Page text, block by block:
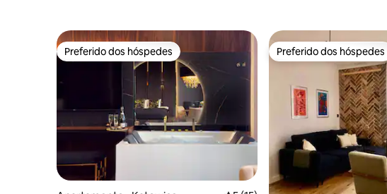
Preferido dos hóspedes
Preferido dos hóspedes Preferido dos hóspedes
Preferido dos hóspedes